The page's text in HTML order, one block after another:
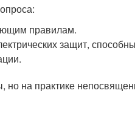
правилам.
защит,
на практике